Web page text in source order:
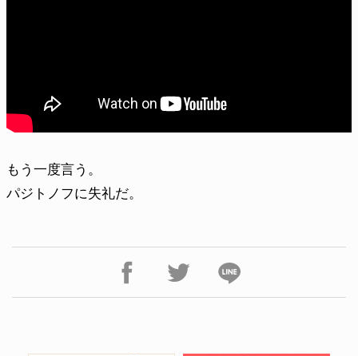
もう一度言う。
パジトノフに失礼だ。